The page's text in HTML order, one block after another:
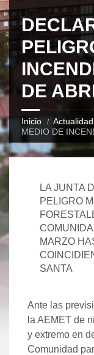
DE
Inicio Actualidad
MEDIO DE
LA JUNTA
PELIGRO
MARZO
SANTA
Ante las
la AEMET de
y extremo en
Comunidad